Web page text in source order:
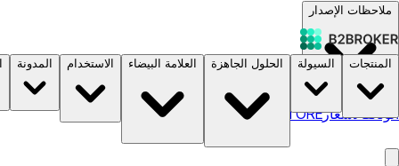
ملاحظات الإصدار
الوثائقالأسعارB2STORE
المنتجات السيولة الحلول الجاهزة العلامة البيضاء الاستخدام المدونة